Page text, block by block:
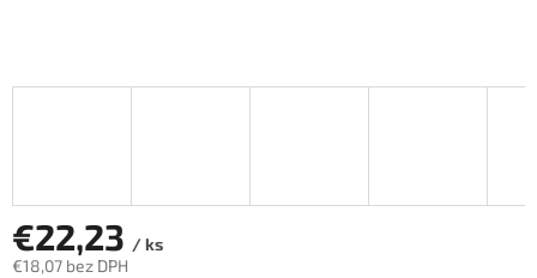
€22,23 / ks
€18,07 bez DPH